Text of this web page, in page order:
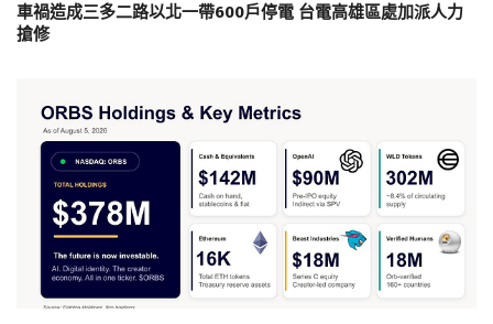
車禍造成三多二路以北一帶600戶停電 台電高雄區處加派人力
搶修